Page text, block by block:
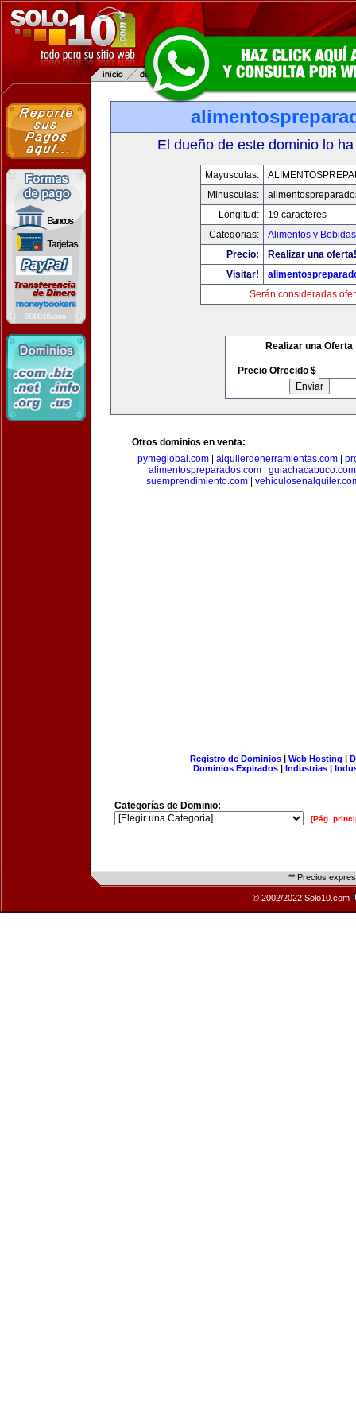
El dueño de este dominio lo
Mayusculas:
Minusculas:
Longitud:
19 caracteres
Categorias:
Alimentos y Bebidas
Precio:
Realizar una oferta!
Visitar!
Serán consideradas
Realizar una Oferta
Precio Ofrecido $
Otros dominios en venta:
pymeglobal.com| alquilerdeherramientas.com|
alimentospreparados.com| guiachacabuco.com
suemprendimiento.com|
Registro de Dominios| Web Hosting |
Dominios Expirados | Industrias |
Categorías de Dominio:
[Pág.
** Precios
© 2002/2022 Solo10.com